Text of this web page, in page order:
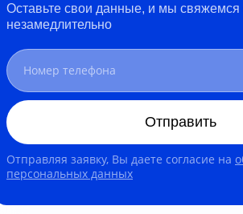
Оставьте свои данные, и мы
незамедлительно
Отправить
Отправляя заявку, Вы даете согласие на
персональных данных